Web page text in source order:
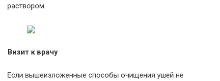
раствором.
Визит к врачу
Если вышеизложенные способы очищения ушей не